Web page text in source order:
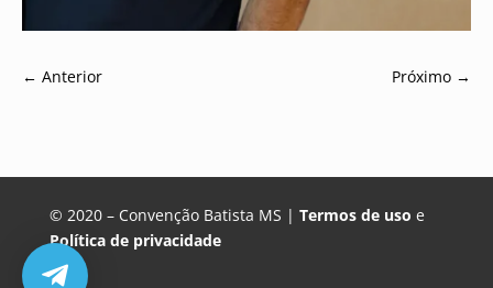
← Anterior Próximo →
© 2020 – Convenção Batista MS | Termos de uso e
Política de privacidade